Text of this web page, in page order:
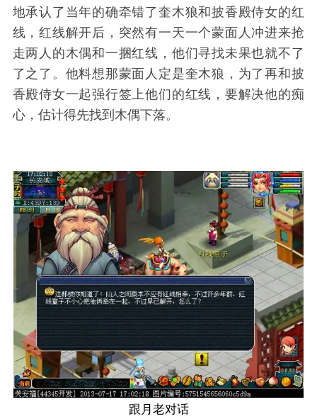
地承认了当年的确牵错了奎木狼和披香殿侍女的红
线，红线解开后，突然有一天一个蒙面人冲进来抢
走两人的木偶和一捆红线，他们寻找未果也就不了
了之了。他料想那蒙面人定是奎木狼，为了再和披
香殿侍女一起强行签上他们的红线，要解决他的痴
心，估计得先找到木偶下落。
跟月老对话